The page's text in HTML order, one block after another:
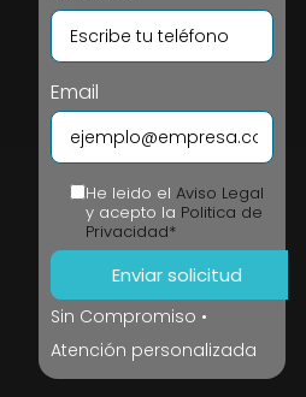
Email
He leido el Aviso Legal
y acepto la Politica de
Privacidad*
Sin Compromiso •
Atención personalizada